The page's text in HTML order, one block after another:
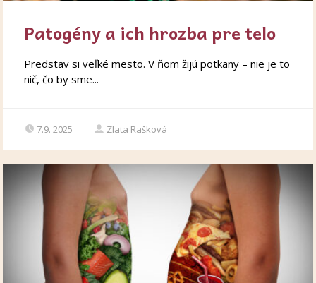
Patogény a ich hrozba pre telo
Predstav si veľké mesto. V ňom žijú potkany – nie je to
nič, čo by sme...
7.9. 2025 Zlata Rašková